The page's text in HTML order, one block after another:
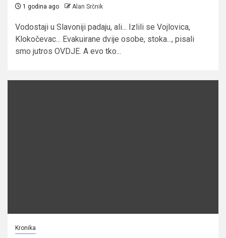
1 godina ago Alan Srčnik
Vodostaji u Slavoniji padaju, ali... Izlili se Vojlovica,
Klokočevac... Evakuirane dvije osobe, stoka..., pisali
smo jutros OVDJE. A evo tko...
Kronika